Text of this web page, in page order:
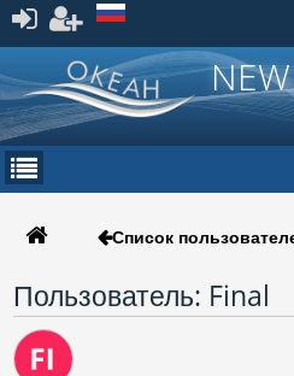
Зарегистрироваться
Список
Пользователь: Final